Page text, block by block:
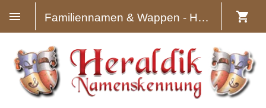
Familiennamen & Wappen - Heraldik